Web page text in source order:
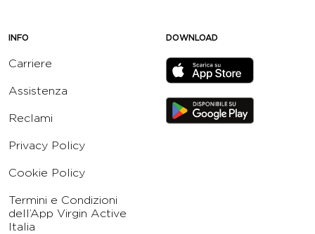
INFO
Carriere
Assistenza
Reclami
Privacy Policy
Cookie Policy
Termini e Condizioni
dell’App Virgin Active
Italia
DOWNLOAD